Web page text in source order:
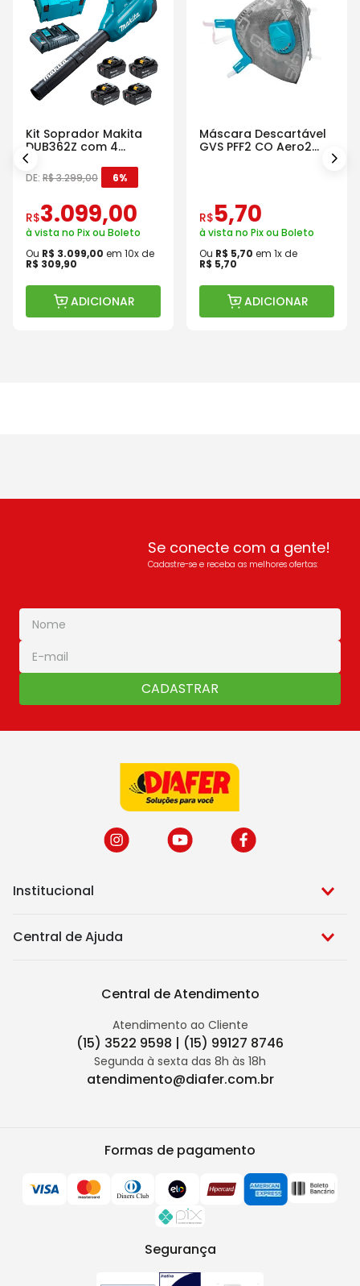
Kit Soprador Makita
DUB362Z com 4
Baterias Carregador e
Maleta
DE: R$3.299,00 6%
R$3.099,00
à vista no Pix ou Boleto
Ou R$ 3.099,00 em 10x de
R$ 309,90
ADICIONAR
Máscara Descartável
GVS PFF2 CO Aero2
R$5,70
à vista no Pix ou Boleto
Ou R$ 5,70 em 1x de
R$ 5,70
ADICIONAR
Se conecte com a gente!
Cadastre-se e receba as melhores ofertas:
CADASTRAR
Institucional
Central de Ajuda
Central de Atendimento
Atendimento ao Cliente
(15) 3522 9598 | (15) 99127 8746
Segunda à sexta das 8h às 18h
atendimento@diafer.com.br
Formas de pagamento
Segurança